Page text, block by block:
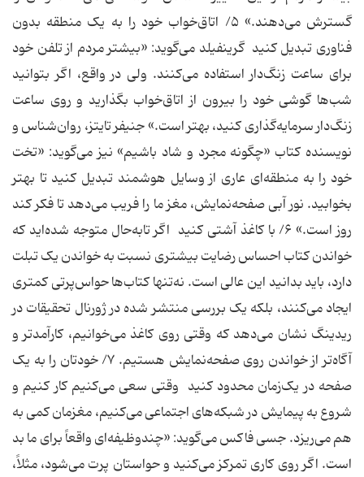
گسترش می‌دهند.» ۵/ اتاق‌خواب خود را به یک منطقه بدون
فناوری تبدیل کنید گرینفیلد می‌گوید: «بیشتر مردم از تلفن خود
برای ساعت زنگ‌دار استفاده می‌کنند. ولی در واقع، اگر بتوانید
شب‌ها گوشی خود را بیرون از اتاق‌خواب بگذارید و روی ساعت
زنگ‌دار سرمایه‌گذاری کنید، بهتر است.» جنیفر تایتز، روان‌شناس و
نویسنده کتاب «چگونه مجرد و شاد باشیم» نیز می‌گوید: «تخت
خود را به منطقه‌ای عاری از وسایل هوشمند تبدیل کنید تا بهتر
بخوابید. نور آبی صفحه‌نمایش، مغز ما را فریب می‌دهد تا فکر کند
روز است.» ۶/ با کاغذ آشتی کنید اگر تابه‌حال متوجه شده‌اید که
خواندن کتاب احساس رضایت بیشتری نسبت به خواندن یک تبلت
دارد، باید بدانید این عالی است. نه‌تنها کتاب‌ها حواس‌پرتی کمتری
ایجاد می‌کنند، بلکه یک بررسی منتشر شده در ژورنال تحقیقات در
ریدینگ نشان می‌دهد که وقتی روی کاغذ می‌خوانیم، کارآمدتر و
آگاه‌تر از خواندن روی صفحه‌نمایش هستیم. ۷/ خودتان را به یک
صفحه در یک‌زمان محدود کنید وقتی سعی می‌کنیم کار کنیم و
شروع به پیمایش در شبکه‌های اجتماعی می‌کنیم، مغزمان کمی به
هم می‌ریزد. جسی فاکس می‌گوید: «چندوظیفه‌ای واقعاً برای ما بد
است. اگر روی کاری تمرکز می‌کنید و حواستان پرت می‌شود، مثلاً،